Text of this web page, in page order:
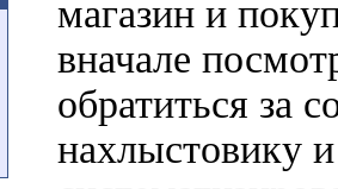
магазин и
вначале
обратиться за
нахлыстовику